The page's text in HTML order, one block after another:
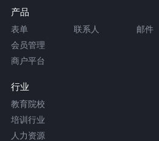
产品
表单 联系人 邮件
会员管理
商户平台
行业
教育院校
培训行业
人力资源